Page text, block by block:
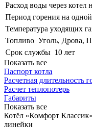
Расход воды через котел
Период горения на одной
Температура уходящих
Топливо Уголь, Дрова,
Срок службы 10 лет
Показать все
Паспорт котла
Расчетная длительность
Расчет теплопотерь
Габариты
Показать все
Котёл «Комфорт
линейки